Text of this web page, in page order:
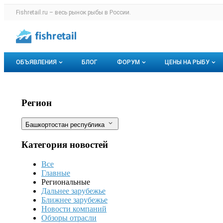
Раздел навигации по сайту fishretail.ru
Fishretail.ru – весь рынок рыбы в России.
Навигация по разделам сайта fishretail.ru
ОБЪЯВЛЕНИЯ
Горячее предложение
Мои объявления
БЛОГ ФОРУМ ЦЕНЫ НА РЫБУ
Башкирское предприятие построит
Фильтры
Регион
Башкортостан республика
Категория новостей
Все
Главные
Региональные
Дальнее зарубежье
Ближнее зарубежье
Новости компаний
Обзоры отрасли